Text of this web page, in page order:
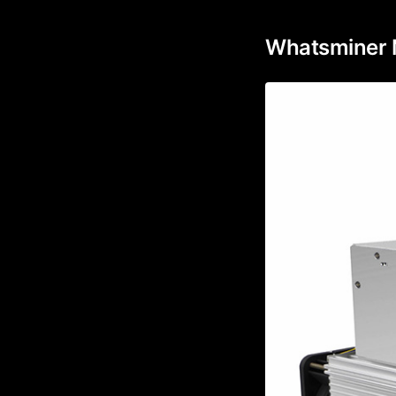
Whatsminer